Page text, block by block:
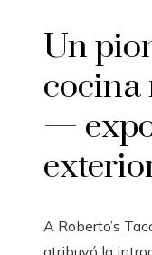
Un
cocina
—
A Roberto’s
atribuyó la